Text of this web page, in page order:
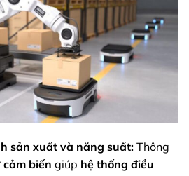
sản xuất và năng suất:Thông
cảm biến giúp hệ thống điều